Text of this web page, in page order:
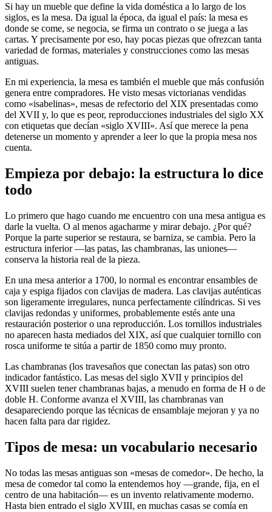
Si hay un mueble que define la vida doméstica a lo largo de los
siglos, es la mesa. Da igual la época, da igual el país: la mesa es
donde se come, se negocia, se firma un contrato o se juega a las
cartas. Y precisamente por eso, hay pocas piezas que ofrezcan tanta
variedad de formas, materiales y construcciones como las mesas
antiguas.
En mi experiencia, la mesa es también el mueble que más confusión
genera entre compradores. He visto mesas victorianas vendidas
como «isabelinas», mesas de refectorio del XIX presentadas como
del XVII y, lo que es peor, reproducciones industriales del siglo XX
con etiquetas que decían «siglo XVIII». Así que merece la pena
detenerse un momento y aprender a leer lo que la propia mesa nos
cuenta.
Empieza por debajo: la estructura lo dice
todo
Lo primero que hago cuando me encuentro con una mesa antigua es
darle la vuelta. O al menos agacharme y mirar debajo. ¿Por qué?
Porque la parte superior se restaura, se barniza, se cambia. Pero la
estructura inferior —las patas, las chambranas, las uniones—
conserva la historia real de la pieza.
En una mesa anterior a 1700, lo normal es encontrar ensambles de
caja y espiga fijados con clavijas de madera. Las clavijas auténticas
son ligeramente irregulares, nunca perfectamente cilíndricas. Si ves
clavijas redondas y uniformes, probablemente estés ante una
restauración posterior o una reproducción. Los tornillos industriales
no aparecen hasta mediados del XIX, así que cualquier tornillo con
rosca uniforme te sitúa a partir de 1850 como muy pronto.
Las chambranas (los travesaños que conectan las patas) son otro
indicador fantástico. Las mesas del siglo XVII y principios del
XVIII suelen tener chambranas bajas, a menudo en forma de H o de
doble H. Conforme avanza el XVIII, las chambranas van
desapareciendo porque las técnicas de ensamblaje mejoran y ya no
hacen falta para dar rigidez.
Tipos de mesa: un vocabulario necesario
No todas las mesas antiguas son «mesas de comedor». De hecho, la
mesa de comedor tal como la entendemos hoy —grande, fija, en el
centro de una habitación— es un invento relativamente moderno.
Hasta bien entrado el siglo XVIII, en muchas casas se comía en